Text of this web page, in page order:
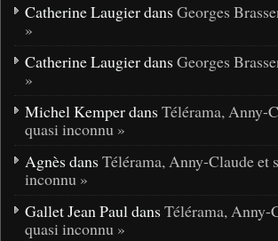
Catherine Laugier dans Georges
»
Catherine Laugier dans Georges
»
Michel Kemper dans Télérama, Anny-
quasi inconnu »
Agnès dans Télérama, Anny-Claude et
inconnu »
Gallet Jean Paul dans Télérama, Anny-
quasi inconnu »